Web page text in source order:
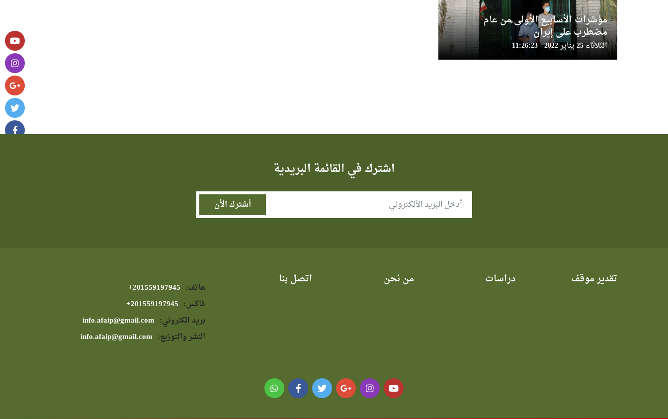
مؤشرات الأسابيع الأولى من عام
مضطرب على إيران
الثلاثاء 25 يناير 2022 - 11:26:23
اشترك في القائمة البريدية
تقدير موقف دراسات من نحن اتصل بنا
هاتف:
فاكس:
بريد الكتروني:
النشر والتوزيع: